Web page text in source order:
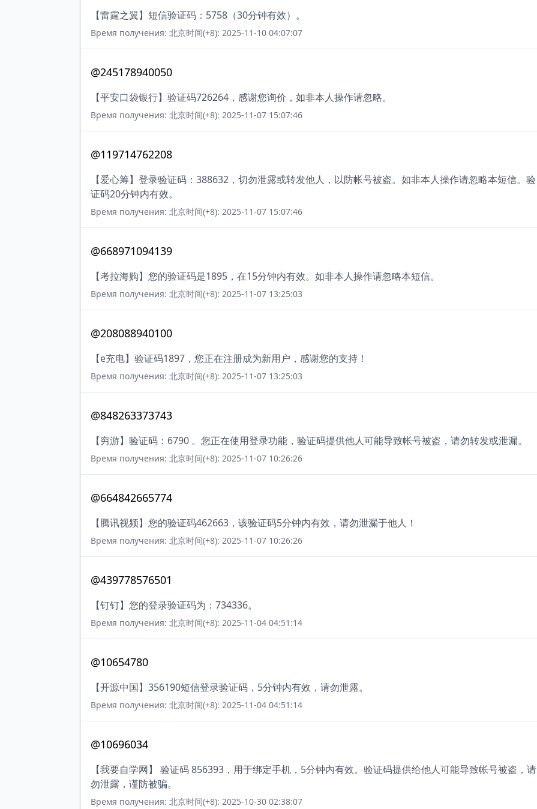
【雷霆之翼】短信验证码：5758（30分钟有效）。
Время получения: 北京时间(+8): 2025-11-10 04:07:07
@245178940050
【平安口袋银行】验证码726264，感谢您询价，如非本人操作请忽略。
Время получения: 北京时间(+8): 2025-11-07 15:07:46
@119714762208
【爱心筹】登录验证码：388632，切勿泄露或转发他人，以防帐号被盗。如非本人操作请忽略本短信。验
证码20分钟内有效。
Время получения: 北京时间(+8): 2025-11-07 15:07:46
@668971094139
【考拉海购】您的验证码是1895，在15分钟内有效。如非本人操作请忽略本短信。
Время получения: 北京时间(+8): 2025-11-07 13:25:03
@208088940100
【e充电】验证码1897，您正在注册成为新用户，感谢您的支持！
Время получения: 北京时间(+8): 2025-11-07 13:25:03
@848263373743
【穷游】验证码：6790 。您正在使用登录功能，验证码提供他人可能导致帐号被盗，请勿转发或泄漏。
Время получения: 北京时间(+8): 2025-11-07 10:26:26
@664842665774
【腾讯视频】您的验证码462663，该验证码5分钟内有效，请勿泄漏于他人！
Время получения: 北京时间(+8): 2025-11-07 10:26:26
@439778576501
【钉钉】您的登录验证码为：734336。
Время получения: 北京时间(+8): 2025-11-04 04:51:14
@10654780
【开源中国】356190短信登录验证码，5分钟内有效，请勿泄露。
Время получения: 北京时间(+8): 2025-11-04 04:51:14
@10696034
【我要自学网】 验证码 856393，用于绑定手机，5分钟内有效。验证码提供给他人可能导致帐号被盗，请
勿泄露，谨防被骗。
Время получения: 北京时间(+8): 2025-10-30 02:38:07